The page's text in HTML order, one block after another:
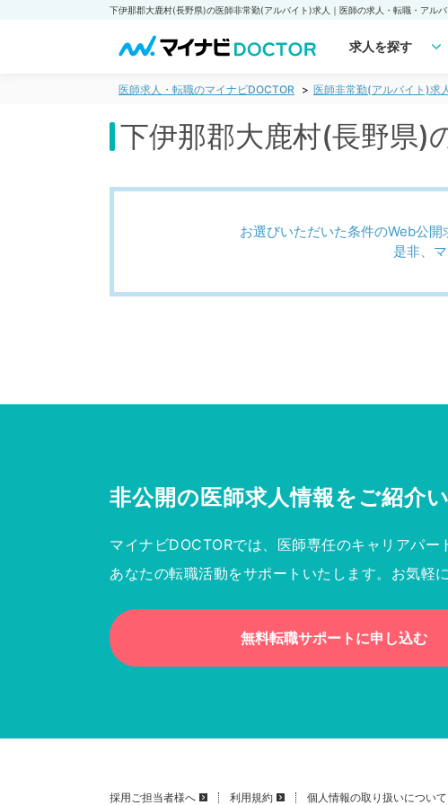
求人を探す
医師求人・転職のマイナビDOCTOR 医師非常勤(アルバイト)求人
下伊那郡大鹿村(長野県)
お選びいただいた条件のWeb公
是非、
非公開の医師求人情報をご紹介
マイナビDOCTORでは、医師専任のキャリアパー
あなたの転職活動をサポートいたします。お気軽
無料転職サポートに申し込む
採用ご担当者様へ 利用規約 個人情報の取り扱いについて